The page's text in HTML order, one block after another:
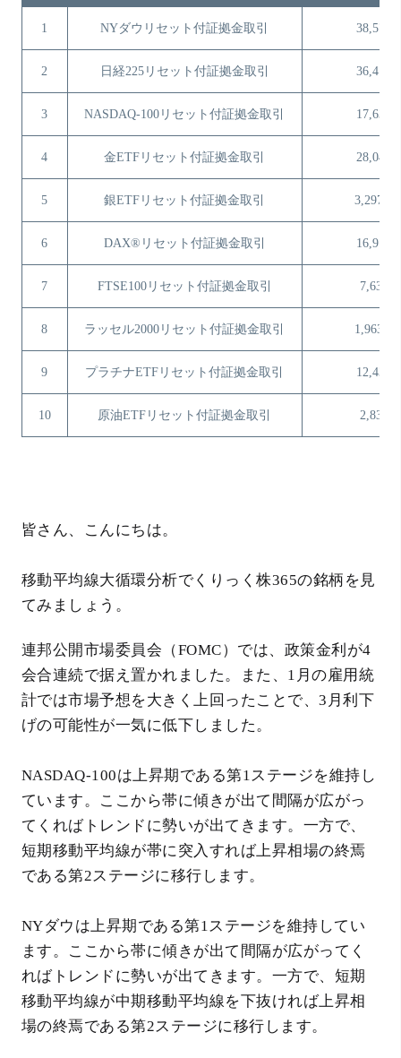
1 NYダウリセット付証拠金取引 38,577
2 日経225リセット付証拠金取引 36,417
3 NASDAQ-100リセット付証拠金取引 17,630
4 金ETFリセット付証拠金取引 28,046
5 銀ETFリセット付証拠金取引 3,297.5
6 DAX®リセット付証拠金取引 16,918
7 FTSE100リセット付証拠金取引 7,631
8 ラッセル2000リセット付証拠金取引 1,963.6
9 プラチナETFリセット付証拠金取引 12,432
10 原油ETFリセット付証拠金取引 2,832
皆さん、こんにちは。
移動平均線大循環分析でくりっく株365の銘柄を見
てみましょう。
連邦公開市場委員会（FOMC）では、政策金利が4
会合連続で据え置かれました。また、1月の雇用統
計では市場予想を大きく上回ったことで、3月利下
げの可能性が一気に低下しました。
NASDAQ-100は上昇期である第1ステージを維持し
ています。ここから帯に傾きが出て間隔が広がっ
てくればトレンドに勢いが出てきます。一方で、
短期移動平均線が帯に突入すれば上昇相場の終焉
である第2ステージに移行します。
NYダウは上昇期である第1ステージを維持してい
ます。ここから帯に傾きが出て間隔が広がってく
ればトレンドに勢いが出てきます。一方で、短期
移動平均線が中期移動平均線を下抜ければ上昇相
場の終焉である第2ステージに移行します。